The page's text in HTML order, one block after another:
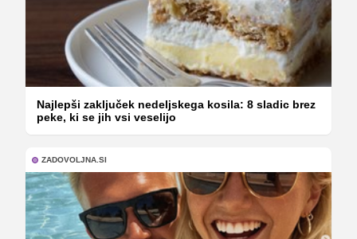
Najlepši zaključek nedeljskega kosila: 8 sladic brez
peke, ki se jih vsi veselijo
ZADOVOLJNA.SI